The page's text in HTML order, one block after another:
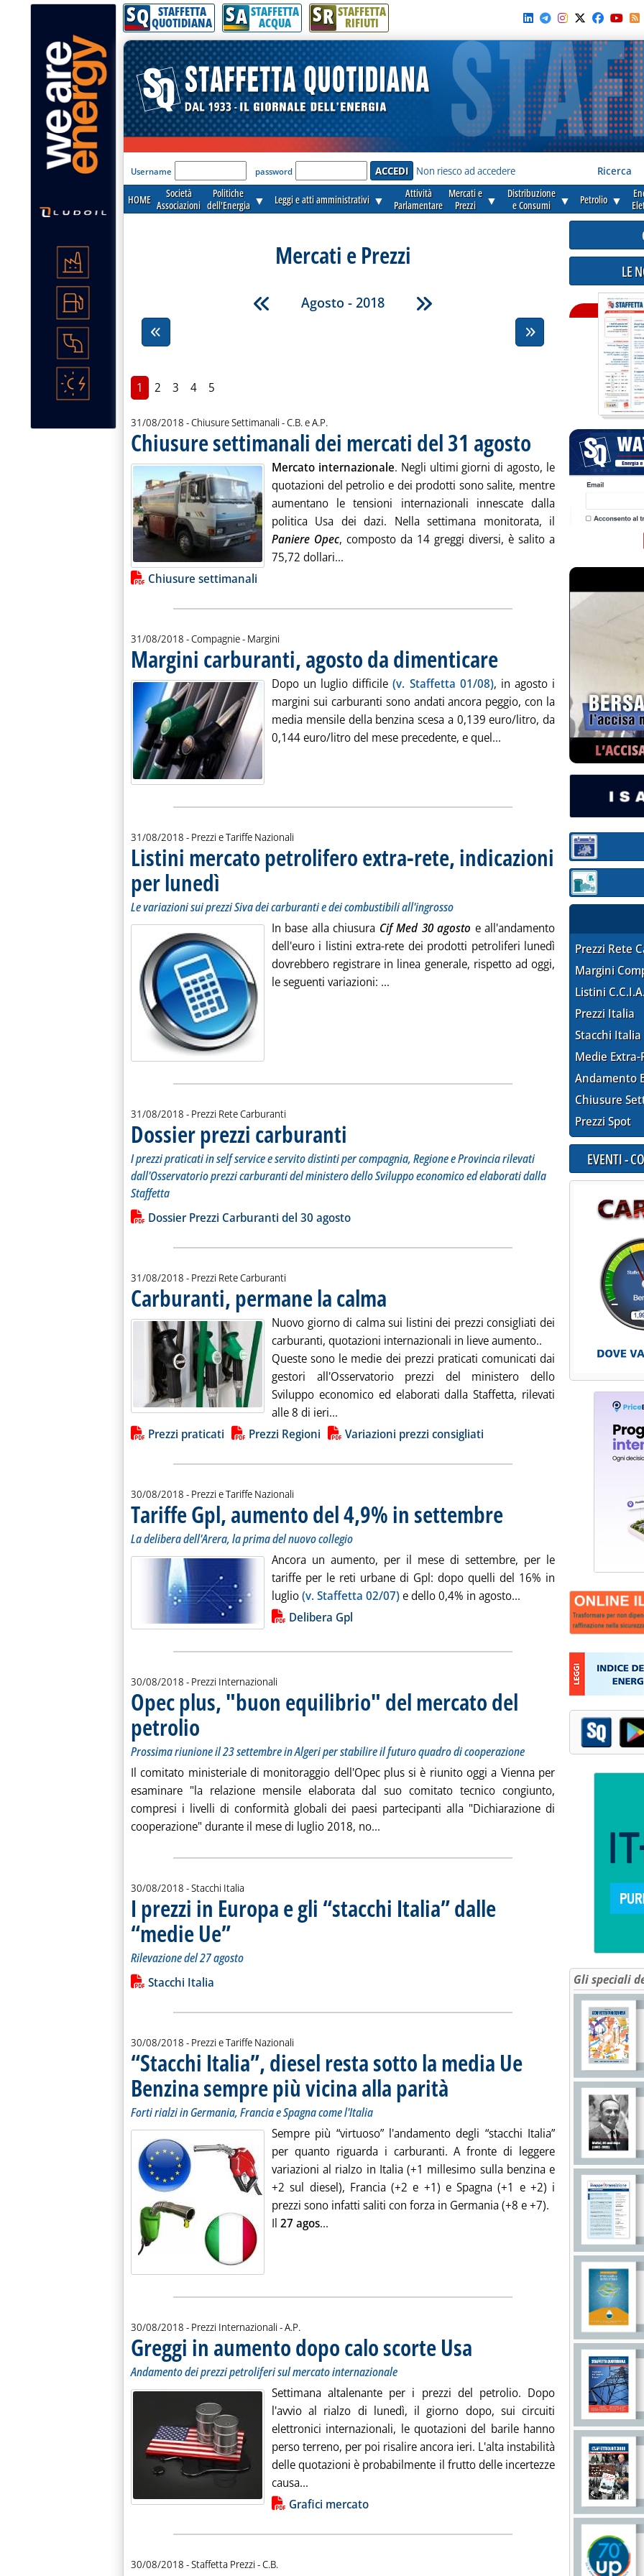
SQ STAFFETTA
QUOTIDIANA SA STAFFETTA
ACQUA SR STAFFETTA
RIFIUTI
'Modulo Login per accedere'
Username password Non riesco ad accedere Ricerca
HOME
Società
Associazioni
Politiche
dell'Energia ▼ Leggi e atti amministrativi ▼
Attività
Parlamentare
Mercati e
Prezzi
▼
Distribuzione
e Consumi
▼ Petrolio ▼
Mercati e Prezzi
Agosto - 2018
1 2 3 4 5
31/08/2018 - Chiusure Settimanali -di:
C.B. e A.P.
Chiusure settimanali dei mercati del 31 agosto . Pubblicata venerdì 31 agosto
Mercato internazionale. Negli ultimi giorni di agosto, le
quotazioni del petrolio e dei prodotti sono salite, mentre
aumentano le tensioni internazionali innescate dalla
politica Usa dei dazi. Nella settimana monitorata, il
Paniere Opec, composto da 14 greggi diversi, è salito a
75,72 dollari...
Lista allegati PDF alla notizia
Chiusure settimanali
31/08/2018 - Compagnie - Margini
Margini carburanti, agosto da dimenticare
Dopo un luglio difficile(v. Staffetta 01/08), in agosto i
margini sui carburanti sono andati ancora peggio, con la
media mensile della benzina scesa a 0,139 euro/litro, da
0,144 euro/litro del mese precedente, e quel... Leggi tutta la notizia:
31/08/2018 - Prezzi e Tariffe Nazionali
Listini mercato petrolifero extra-rete, indicazioni
per lunedì . Sottotitolo: Le variazioni sui prezzi Siva dei carburanti e dei combustibili all'ingrosso
. Pubblicata venerdì 31 agosto 2018 alle 9.34.
Le variazioni sui prezzi Siva dei carburanti e dei combustibili all'ingrosso
In base alla chiusura Cif Med 30 agosto e all'andamento
dell'euro i listini extra-rete dei prodotti petroliferi lunedì
dovrebbero registrare in linea generale, rispetto ad oggi,
le seguenti variazioni: ... Leggi tutta la notizia: 'Listini mercato petrolifero
31/08/2018 - Prezzi Rete Carburanti
Dossier prezzi carburanti . Sottotitolo: I prezzi praticati in self service e servito distinti per compagnia,
I prezzi praticati in self service e servito distinti per compagnia, Regione e Provincia rilevati
dall'Osservatorio prezzi carburanti del ministero dello Sviluppo economico ed elaborati dalla
Staffetta
Leggi tutta la notizia: 'Dossier prezzi carburanti'
Lista allegati PDF alla notizia
Dossier Prezzi Carburanti del 30 agosto
31/08/2018 - Prezzi Rete Carburanti
Carburanti, permane la calma
Nuovo giorno di calma sui listini dei prezzi consigliati dei
carburanti, quotazioni internazionali in lieve aumento..
Queste sono le medie dei prezzi praticati comunicati dai
gestori all'Osservatorio prezzi del ministero dello
Sviluppo economico ed elaborati dalla Staffetta, rilevati
alle 8 di ieri...
Lista allegati PDF alla notizia
Prezzi praticati Prezzi Regioni Variazioni prezzi consigliati
30/08/2018 - Prezzi e Tariffe Nazionali
Tariffe Gpl, aumento del 4,9% in settembre . Sottotitolo: La delibera dell'Arera, la
. Pubblicata giovedì 30 agosto 2018 alle
La delibera dell'Arera, la prima del nuovo collegio
Ancora un aumento, per il mese di settembre, per le
tariffe per le reti urbane di Gpl: dopo quelli del 16% in
luglio(v. Staffetta 02/07)e dello 0,4% in agosto... Leggi tutta la notizia:
Lista allegati PDF alla notizia
Delibera Gpl
30/08/2018 - Prezzi Internazionali
Opec plus, "buon equilibrio" del mercato del
petrolio . Sottotitolo: Prossima riunione il 23 settembre in Algeri per stabilire il futuro quadro di cooperazione
. Pubblicata giovedì 30 agosto 2018 alle 16.11.
Prossima riunione il 23 settembre in Algeri per stabilire il futuro quadro di cooperazione
Il comitato ministeriale di monitoraggio dell'Opec plus si è riunito oggi a Vienna per
esaminare "la relazione mensile elaborata dal suo comitato tecnico congiunto,
compresi i livelli di conformità globali dei paesi partecipanti alla "Dichiarazione di
cooperazione" durante il mese di luglio 2018, no... Leggi tutta la notizia: 'Opec plus, "buon
30/08/2018 - Stacchi Italia
I prezzi in Europa e gli “stacchi Italia” dalle
“medie Ue”. Sottotitolo: Rilevazione del 27 agosto
. Pubblicata giovedì 30 agosto 2018 alle 16.4.
Rilevazione del 27 agosto
Leggi tutta la notizia: 'I prezzi in Europa e gli “stacchi Italia” dalle “medie Ue”'
Lista allegati PDF alla notizia
Stacchi Italia
30/08/2018 - Prezzi e Tariffe Nazionali
“Stacchi Italia”, diesel resta sotto la media Ue
Benzina sempre più vicina alla parità . Sottotitolo: Forti rialzi in Germania, Francia e Spagna
. Pubblicata giovedì 30 agosto 2018 alle 16.3.
Forti rialzi in Germania, Francia e Spagna come l'Italia
Sempre più “virtuoso” l'andamento degli “stacchi Italia”
per quanto riguarda i carburanti. A fronte di leggere
variazioni al rialzo in Italia (+1 millesimo sulla benzina e
+2 sul diesel), Francia (+2 e +1) e Spagna (+1 e +2) i
prezzi sono infatti saliti con forza in Germania (+8 e +7).
Il 27 agos... Leggi tutta la notizia: '“Stacchi Italia”, diesel resta sotto la
30/08/2018 - Prezzi Internazionali -di:
A.P.
Greggi in aumento dopo calo scorte Usa . Sottotitolo: Andamento dei prezzi petroliferi sul
. Pubblicata giovedì 30 agosto 2018 alle 15.22.
Andamento dei prezzi petroliferi sul mercato internazionale
Settimana altalenante per i prezzi del petrolio. Dopo
l'avvio al rialzo di lunedì, il giorno dopo, sui circuiti
elettronici internazionali, le quotazioni del barile hanno
perso terreno, per poi risalire ancora ieri. L'alta instabilità
delle quotazioni è probabilmente il frutto delle incertezze
causa... Leggi tutta la notizia: 'Greggi in aumento dopo calo scorte Usa'
Lista allegati PDF alla notiziaGrafici mercato
30/08/2018 - Staffetta Prezzi -di:
C.B.
LE
Sezione:
Sezione:
Prezzi Rete
Margini
Listini
Prezzi Italia
Stacchi Italia
Medie Extra-
Andamento
Chiusure
Prezzi Spot
EVENTI -
Gli speciali